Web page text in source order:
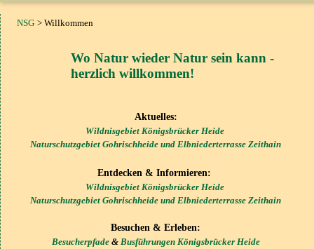
NSG Willkommen
Wo Natur wieder Natur sein kann -
herzlich willkommen!
Aktuelles:
Wildnisgebiet Königsbrücker Heide
Naturschutzgebiet Gohrischheide und Elbniederterrasse Zeithain
Entdecken & Informieren:
Wildnisgebiet Königsbrücker Heide
Naturschutzgebiet Gohrischheide und Elbniederterrasse Zeithain
Besuchen & Erleben:
Besucherpfade& Busführungen Königsbrücker Heide